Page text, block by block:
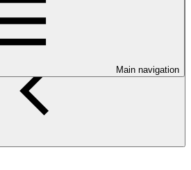
Main navigation